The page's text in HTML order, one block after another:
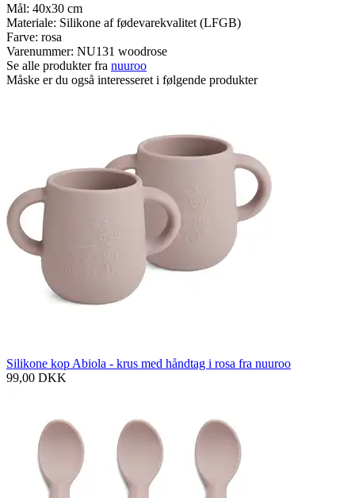
Mål: 40x30 cm
Materiale: Silikone af fødevarekvalitet (LFGB)
Farve: rosa
Varenummer: NU131 woodrose
Se alle produkter fra nuuroo
Måske er du også interesseret i følgende produkter
Silikone kop Abiola - krus med håndtag i rosa fra nuuroo
99,00 DKK